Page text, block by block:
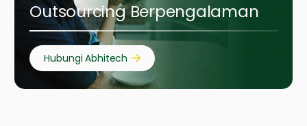
Outsourcing Berpengalaman
Hubungi Abhitech